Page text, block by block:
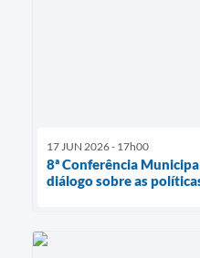
17 JUN 2026 - 17h00
8ª Conferência
diálogo sobre as